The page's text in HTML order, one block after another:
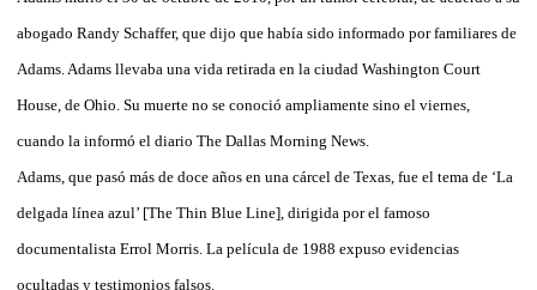
abogado Randy Schaffer, que dijo que había sido informado por familiares de
Adams. Adams llevaba una vida retirada en la ciudad Washington Court
House, de Ohio. Su muerte no se conoció ampliamente sino el viernes,
cuando la informó el diario The Dallas Morning News.
Adams, que pasó más de doce años en una cárcel de Texas, fue el tema de ‘La
delgada línea azul’ [The Thin Blue Line], dirigida por el famoso
documentalista Errol Morris. La película de 1988 expuso evidencias
ocultadas y testimonios falsos.